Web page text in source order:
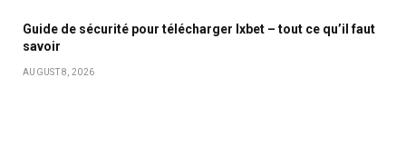
Guide de sécurité pour télécharger Ixbet – tout ce qu’il faut
savoir
AUGUST 8, 2026